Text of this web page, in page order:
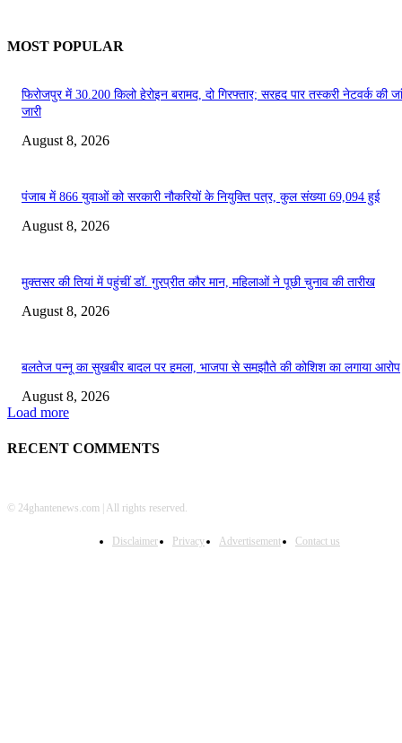
MOST POPULAR
फिरोजपुर में 30.200 किलो हेरोइन बरामद, दो गिरफ्तार; सरहद पार तस्करी नेटवर्क की
जारी
August 8, 2026
पंजाब में 866 युवाओं को सरकारी नौकरियों के नियुक्ति पत्र, कुल संख्या 69,094 हुई
August 8, 2026
मुक्तसर की तियां में पहुंचीं डॉ. गुरप्रीत कौर मान, महिलाओं ने पूछी चुनाव की तारीख
August 8, 2026
बलतेज पन्नू का सुखबीर बादल पर हमला, भाजपा से समझौते की कोशिश का लगाया आरोप
August 8, 2026
Load more
RECENT COMMENTS
© 24ghantenews.com | All rights reserved.
Disclaimer Privacy Advertisement Contact us